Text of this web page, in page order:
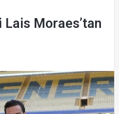
Lais Moraes’tan